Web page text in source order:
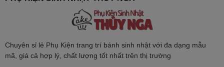
Chuyên sỉ lẻ Phụ Kiện trang trí bánh sinh nhật với đa dạng mẫu
mã, giá cả hợp lý, chất lượng tốt nhất trên thị trường